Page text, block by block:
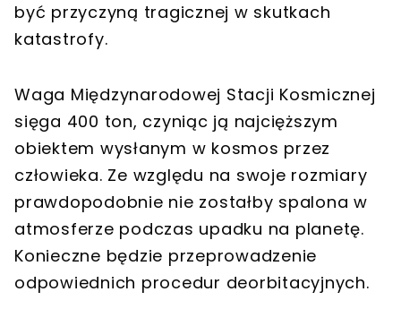
być przyczyną tragicznej w skutkach
katastrofy.
Waga Międzynarodowej Stacji Kosmicznej
sięga 400 ton, czyniąc ją najcięższym
obiektem wysłanym w kosmos przez
człowieka. Ze względu na swoje rozmiary
prawdopodobnie nie zostałby spalona w
atmosferze podczas upadku na planetę.
Konieczne będzie przeprowadzenie
odpowiednich procedur deorbitacyjnych.